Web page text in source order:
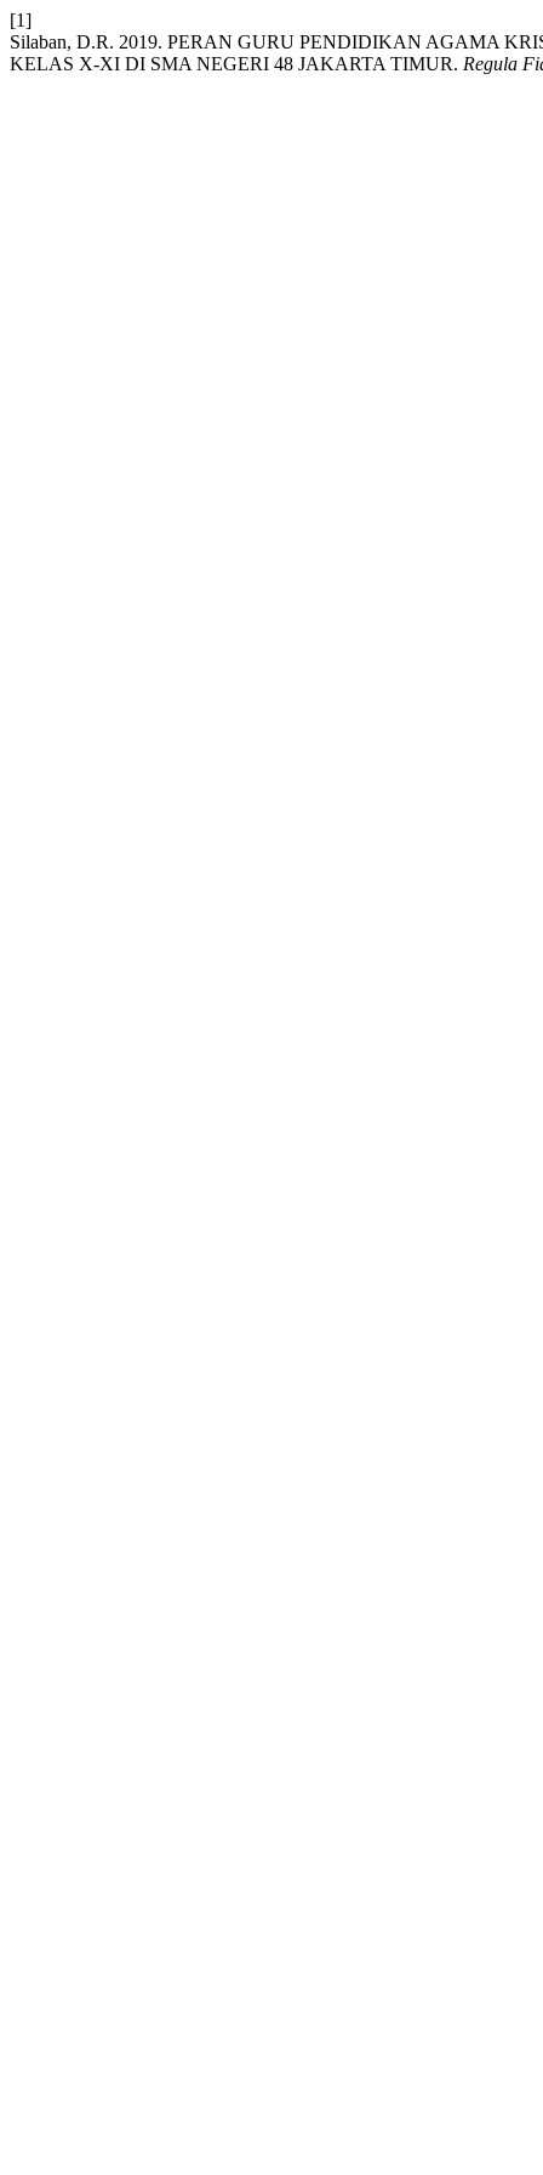
[1]
Silaban, D.R. 2019. PERAN GURU PENDIDIKAN AGAMA
KELAS X-XI DI SMA NEGERI 48 JAKARTA TIMUR. Regula